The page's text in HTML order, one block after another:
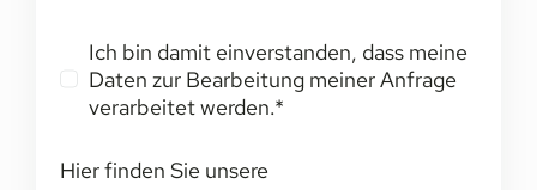
Ich bin damit einverstanden, dass meine
Daten zur Bearbeitung meiner Anfrage
verarbeitet werden.*
Hier finden Sie unsere